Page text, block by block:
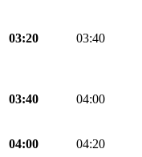
03:20 03:40
03:40 04:00
04:00 04:20